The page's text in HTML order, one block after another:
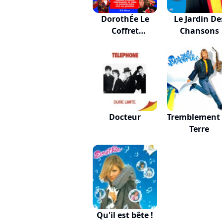
DorothÉe Le
Coffret
Le Jardin
Chansons
Docteur
Tremblement
Terre
Qu'il est bête !